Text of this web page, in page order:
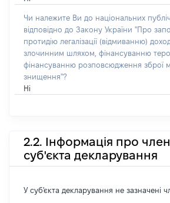
Чи належите Ви до національних
відповідно до Закону України "Про
протидію легалізації (відмиванню)
злочинним шляхом, фінансуванню
фінансуванню розповсюдження зброї
знищення"?
Ні
2.2. Інформація про
суб'єкта декларування
У суб'єкта декларування не зазначені